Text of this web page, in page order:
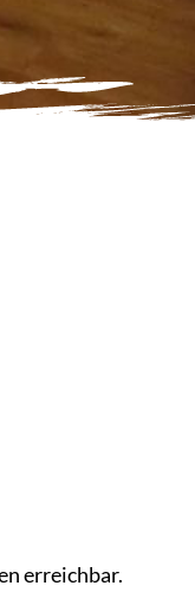
erreichbar.